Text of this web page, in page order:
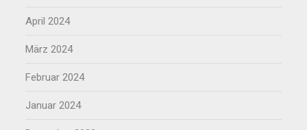
April 2024
März 2024
Februar 2024
Januar 2024